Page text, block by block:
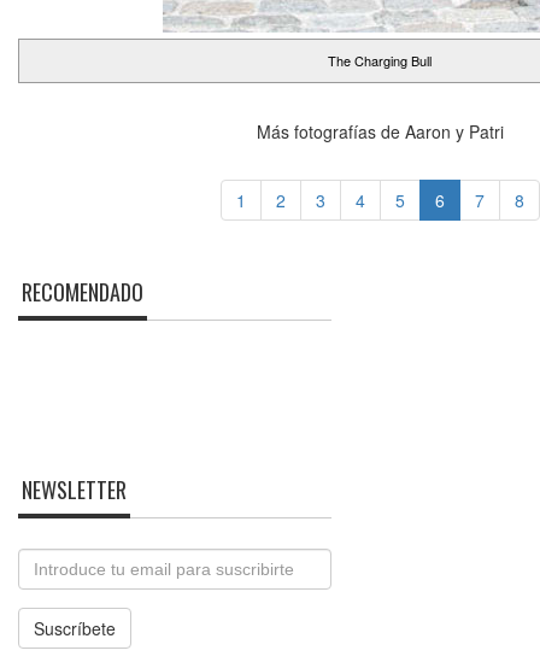
The Charging Bull
Más fotografías de Aaron y Patri
1 2 3 4 5 6 7 8
RECOMENDADO
NEWSLETTER
Email
Suscríbete